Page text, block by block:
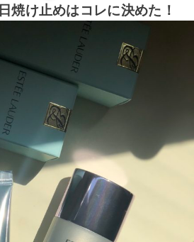
焼け止めはコレに決めた！